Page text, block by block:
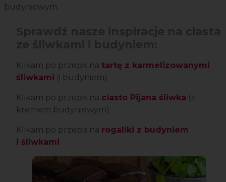
budyniowym.
Klikam po przepis na tartę z karmelizowanymi
śliwkami (i budyniem)
Klikam po przepis na ciasto Pijana śliwka (z
kremem budyniowym)
Klikam po przepis na rogaliki z budyniem
i śliwkami